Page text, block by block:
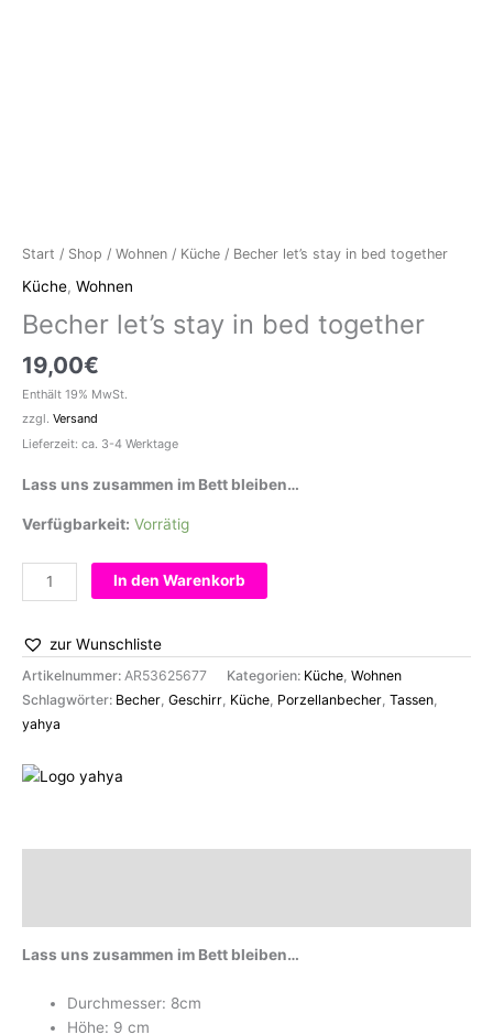
Start / Shop / Wohnen / Küche / Becher let’s stay in bed together
Küche, Wohnen
Becher let’s stay in bed together
19,00€
Enthält 19% MwSt.
zzgl. Versand
Lieferzeit: ca. 3-4 Werktage
Lass uns zusammen im Bett bleiben…
Verfügbarkeit: Vorrätig
Becher
let's
in
bed
together
Menge
In den Warenkorb
zur Wunschliste
Artikelnummer: AR53625677 Kategorien: Küche, Wohnen
Schlagwörter: Becher, Geschirr, Küche, Porzellanbecher, Tassen,
yahya
Lass uns zusammen im Bett bleiben…
Durchmesser: 8cm
Höhe: 9 cm